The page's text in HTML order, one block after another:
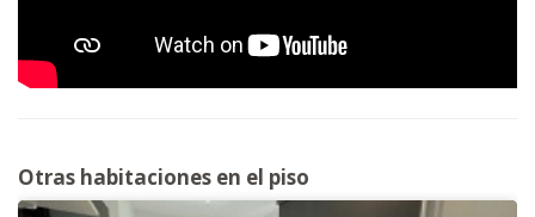
Otras habitaciones en el piso